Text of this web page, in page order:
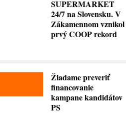
SUPERMARKET
24/7 na Slovensku. V
Zákamennom vznikol
prvý COOP rekord
Žiadame preveriť
financovanie
kampane kandidátov
PS